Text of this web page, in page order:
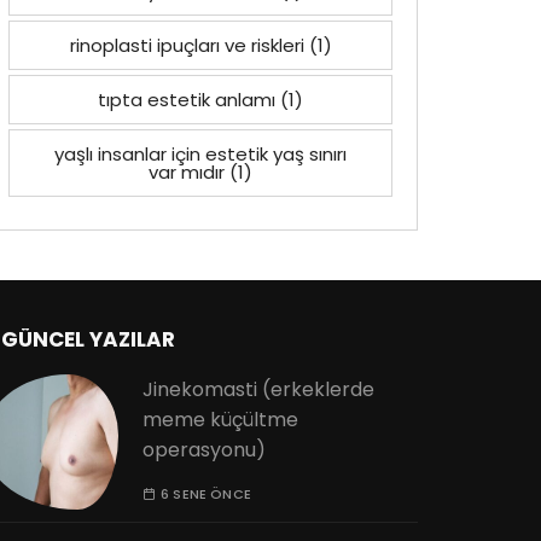
rinoplasti ipuçları ve riskleri(1)
tıpta estetik anlamı (1)
yaşlı insanlar için estetik yaş sınırı
var mıdır (1)
GÜNCEL YAZILAR
Jinekomasti (erkeklerde
meme küçültme
operasyonu)
6 SENE ÖNCE